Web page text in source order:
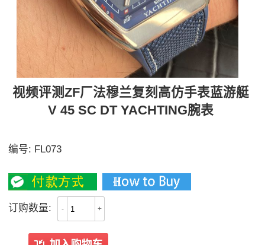
视频评测ZF厂法穆兰复刻高仿手表蓝游艇
V 45 SC DT YACHTING腕表
编号: FL073
订购数量: - +